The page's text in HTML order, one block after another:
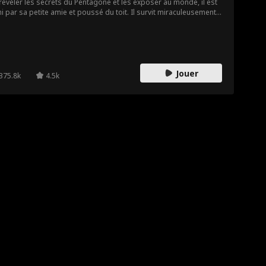
les secrets du Pentagone et les exposer au monde, il est
par sa petite amie et poussé du toit. Il survit miraculeusement
4.5k Jouer